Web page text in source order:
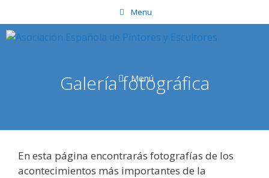
al
contenido
Menu
Menú
Galería fotográfica
En esta página encontrarás fotografías de los
acontecimientos más importantes de la